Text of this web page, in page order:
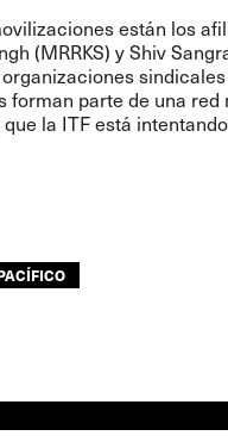
están los
(MRRKS) y Shiv
forman parte de una red
la ITF está intentando